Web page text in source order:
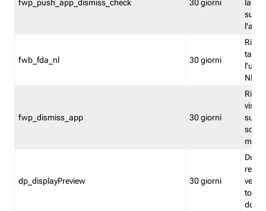
fwp_push_app_dismiss_check 30 giorni
la
fwb_fda_nl 30 giorni
NL
fwp_dismiss_app 30 giorni
visto
dp_displayPreview 30 giorni
torna
dopo